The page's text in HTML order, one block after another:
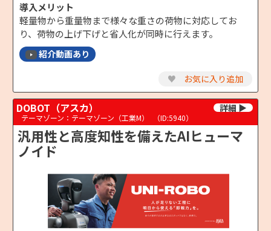
導入メリット
軽量物から重量物まで様々な重さの荷物に対応してお
り、荷物の上げ下げと省人化が同時に行えます。
紹介動画あり
♥ お気に入り追加
DOBOT（アスカ）
テーマゾーン：テーマゾーン（工業M） （ID:5940）
汎用性と高度知性を備えたAIヒューマ
ノイド